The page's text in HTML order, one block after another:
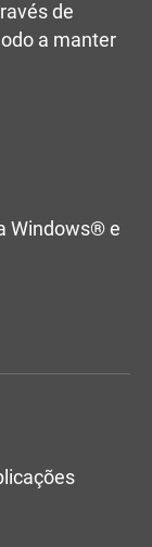
de
a manter
Windows® e